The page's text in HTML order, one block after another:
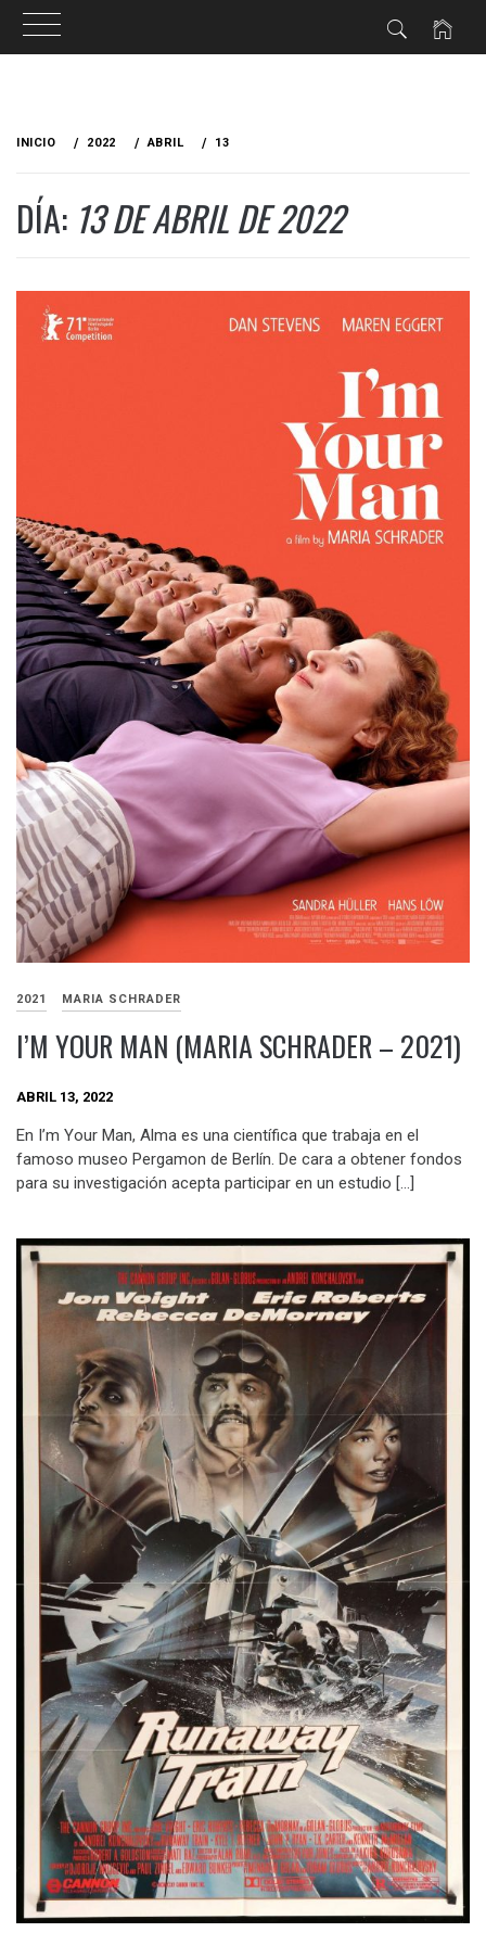
INICIO 2022 ABRIL 13
DÍA: 13 DE ABRIL DE 2022
2021 MARIA SCHRADER
I’M YOUR MAN (MARIA SCHRADER – 2021)
ABRIL 13, 2022
En I’m Your Man, Alma es una científica que trabaja en el
famoso museo Pergamon de Berlín. De cara a obtener fondos
para su investigación acepta participar en un estudio […]